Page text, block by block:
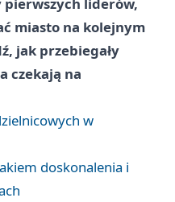
pierwszych liderów,
miasto na kolejnym
jak przebiegały
czekają na
w
doskonalenia i